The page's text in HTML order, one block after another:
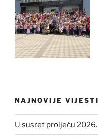
NAJNOVIJE VIJESTI
U susret proljeću 2026.